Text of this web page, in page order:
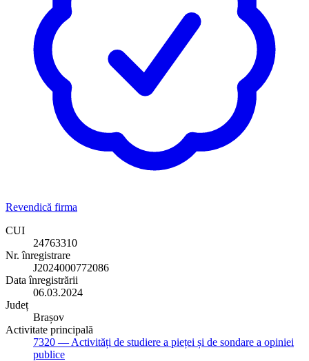
Revendică firma
CUI
24763310
Nr. înregistrare
J2024000772086
Data înregistrării
06.03.2024
Județ
Brașov
Activitate principală
7320 — Activități de studiere a pieței și de sondare a opiniei
publice